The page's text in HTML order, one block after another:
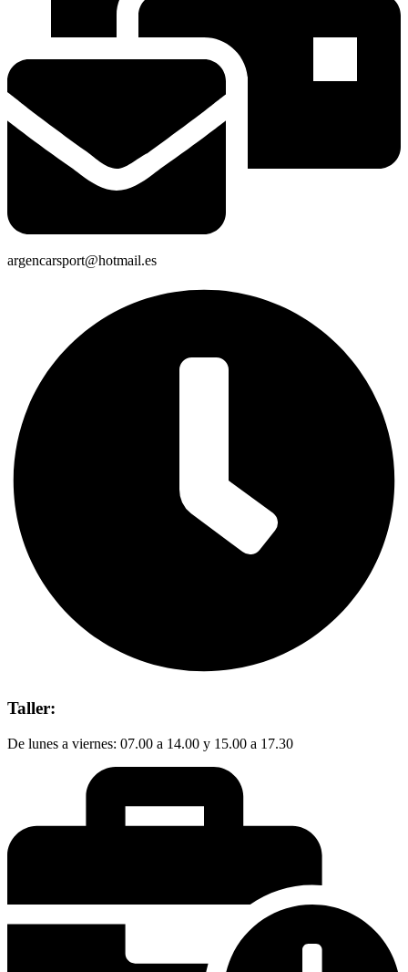
argencarsport@hotmail.es
Taller:
De lunes a viernes: 07.00 a 14.00 y 15.00 a 17.30